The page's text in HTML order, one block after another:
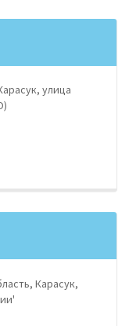
улица
Карасук,